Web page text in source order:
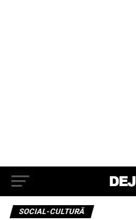
SOCIAL-CULTURĂ